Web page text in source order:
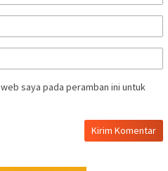
saya pada peramban ini untuk